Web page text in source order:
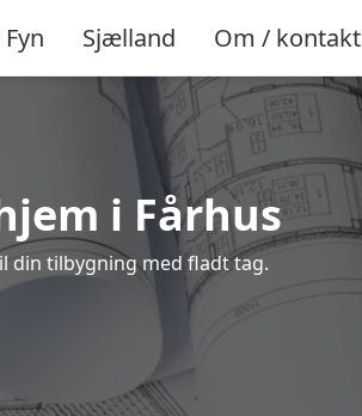
Fyn Sjælland Om / kontakt
i Fårhus
din tilbygning med fladt tag.